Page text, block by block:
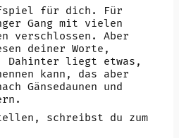
für dich. Für
Gang mit vielen
verschlossen. Aber
deiner Worte,
liegt etwas,
kann, das aber
Gänsedaunen und
schreibst du zum